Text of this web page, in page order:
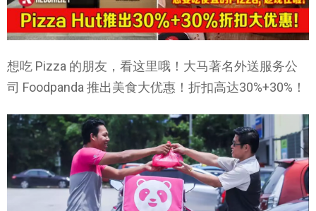
想吃 Pizza 的朋友，看这里哦！大马著名外送服务公
司 Foodpanda 推出美食大优惠！折扣高达30%+30%！